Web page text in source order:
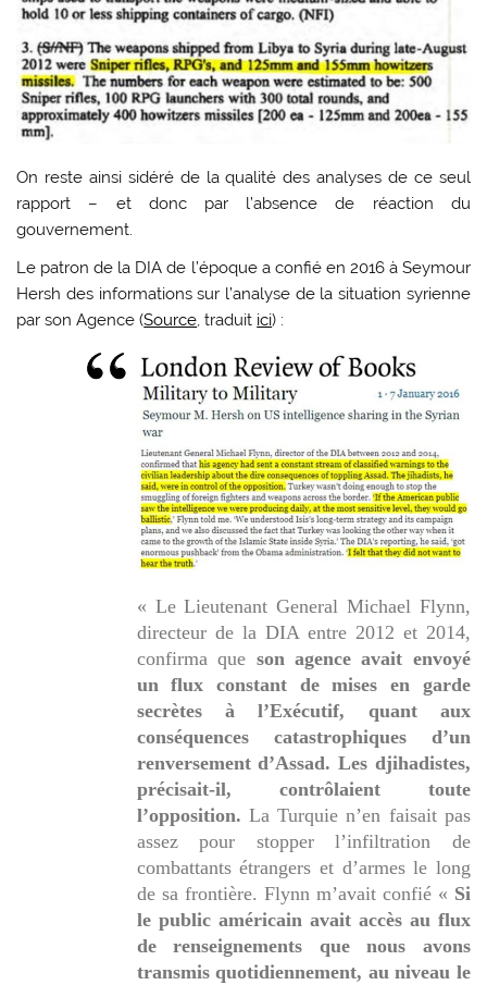
On reste ainsi sidéré de la qualité des analyses de ce seul
rapport – et donc par l’absence de réaction du
gouvernement.
Le patron de la DIA de l’époque a confié en 2016 à Seymour
Hersh des informations sur l’analyse de la situation syrienne
par son Agence (Source, traduit ici) :
« Le Lieutenant General Michael Flynn,
directeur de la DIA entre 2012 et 2014,
confirma que son agence avait envoyé
un flux constant de mises en garde
secrètes à l’Exécutif, quant aux
conséquences catastrophiques d’un
renversement d’Assad. Les djihadistes,
précisait-il, contrôlaient toute
l’opposition. La Turquie n’en faisait pas
assez pour stopper l’infiltration de
combattants étrangers et d’armes le long
de sa frontière. Flynn m’avait confié « Si
le public américain avait accès au flux
de renseignements que nous avons
transmis quotidiennement, au niveau le